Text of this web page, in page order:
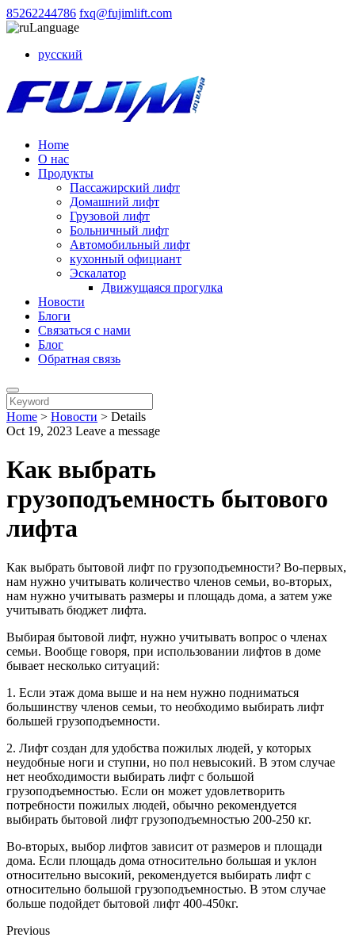
85262244786 fxq@fujimlift.com
Language
русский
Home
О нас
Продукты
Пассажирский лифт
Домашний лифт
Грузовой лифт
Больничный лифт
Автомобильный лифт
кухонный официант
Эскалатор
Движущаяся прогулка
Новости
Блоги
Связаться с нами
Блог
Обратная связь
Home > Новости > Details
Oct 19, 2023 Leave a message
Как выбрать
грузоподъемность бытового
лифта
Как выбрать бытовой лифт по грузоподъемности? Во-первых,
нам нужно учитывать количество членов семьи, во-вторых,
нам нужно учитывать размеры и площадь дома, а затем уже
учитывать бюджет лифта.
Выбирая бытовой лифт, нужно учитывать вопрос о членах
семьи. Вообще говоря, при использовании лифтов в доме
бывает несколько ситуаций:
1. Если этаж дома выше и на нем нужно подниматься
большинству членов семьи, то необходимо выбирать лифт
большей грузоподъемности.
2. Лифт создан для удобства пожилых людей, у которых
неудобные ноги и ступни, но пол невысокий. В этом случае
нет необходимости выбирать лифт с большой
грузоподъемностью. Если он может удовлетворить
потребности пожилых людей, обычно рекомендуется
выбирать бытовой лифт грузоподъемностью 200-250 кг.
Во-вторых, выбор лифтов зависит от размеров и площади
дома. Если площадь дома относительно большая и уклон
относительно высокий, рекомендуется выбирать лифт с
относительно большой грузоподъемностью. В этом случае
больше подойдет бытовой лифт 400-450кг.
Previous